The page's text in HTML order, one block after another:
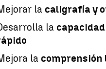
la caligrafía y
la
la comprensión